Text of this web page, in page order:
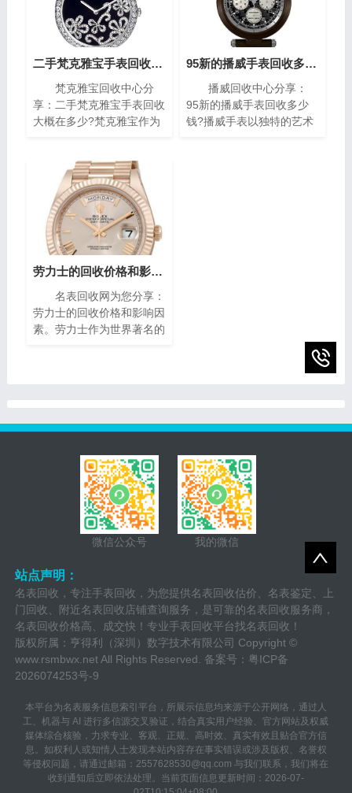
二手梵克雅宝手表回收大概在多少?(梵克雅宝高价回收指南)
梵克雅宝回收中心分
享：二手梵克雅宝手表回收
大概在多少?梵克雅宝作为
量而闻名。对于那些拥有一
款梵克雅宝手表的人来说，
了解其回收价格是非常重要
的。本文将为您介绍二手梵
克雅宝手表回收的价格指
南，帮助您获取最高回收
价。
95新的播威手表回收多少钱?(高价回收指南)
播威回收中心分享：
95新的播威手表回收多少
钱?播威手表以独特的艺术
劳力士的回收价格和影响因素(影响劳力士回收价格的因素)
名表回收网为您分享：
劳力士的回收价格和影响因
素。劳力士作为世界著名的
微信公众号 我的微信
站点声明：
名表回收，专注手表回收，为您提供名表回收估价、名表鉴定、上
门回收、附近名表回收店铺查询服务，是可靠的名表回收服务商，
名表回收价格高、成交快！专业手表回收平台找名表回收！
版权所属：亨得利（深圳）数字技术有限公司 Copyright ©
www.rsmbwx.netAll Rights Reserved. 备案号： 粤ICP备
2026074253号-9
本平台为名表服务信息索引平台，所展示信息均来源于公开网络，通过人
工、机器与 AI 进行多信源交叉验证，结合真实用户经验、官方网站及权威
媒体综合核验，力求专业、客观、正规、高时效、真实有效且贴合官方信
息。如权利人或知情人士发现本站内容存在事实错误或涉及版权、名誉权
等侵权问题，请通过邮箱：2557628530@qq.com 与我们联系，我们将在
收到通知后立即依法处理。当前页面信息更新时间：2026-07-